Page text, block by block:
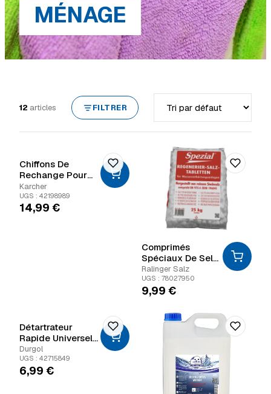
MÉNAGE
12 articles FILTRER
Chiffons De
Rechange Pour
Wv50
Karcher
UGS : 42198989
14,99 €
Comprimés
Spéciaux De Sel
Régénérant Pour
Adoucisseur
D'eau 25 Kg
Ralinger Salz
UGS : 78027950
9,99 €
Détartrateur
Rapide Universel
Durgol
Durgol
UGS : 42715849
6,99 €